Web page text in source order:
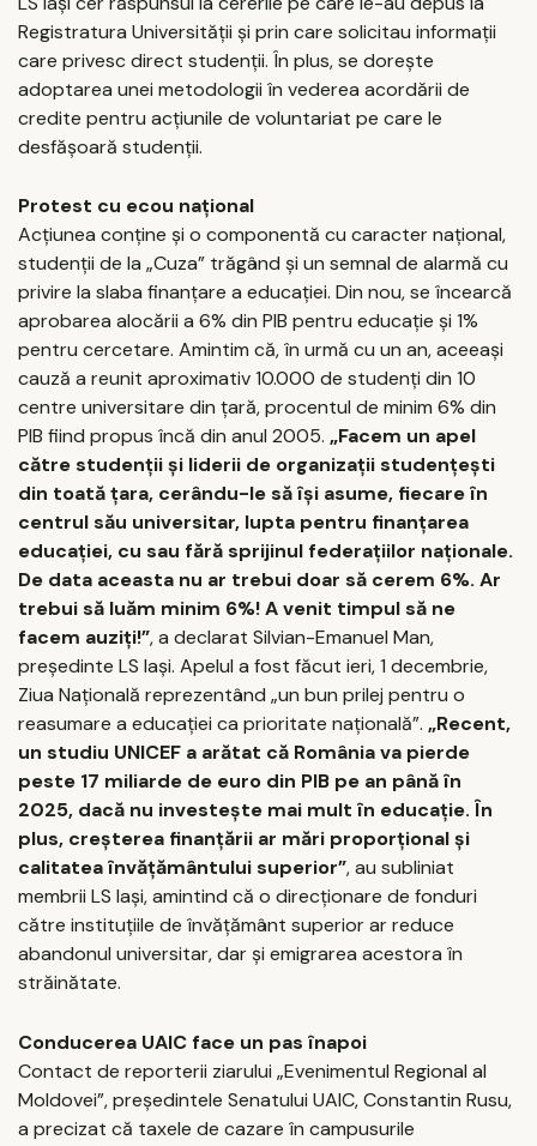
Registratura Universităţii şi prin care solicitau informaţii
care privesc direct studenţii. În plus, se doreşte
adoptarea unei metodologii în vederea acordării de
credite pentru acţiunile de voluntariat pe care le
desfăşoară studenţii.
Protest cu ecou naţional
Acţiunea conţine şi o componentă cu caracter naţional,
studenţii de la „Cuza” trăgând şi un semnal de alarmă cu
privire la slaba finanţare a educaţiei. Din nou, se încearcă
aprobarea alocării a 6% din PIB pentru educaţie şi 1%
pentru cercetare. Amintim că, în urmă cu un an, aceeaşi
cauză a reunit aproximativ 10.000 de studenţi din 10
centre universitare din ţară, procentul de minim 6% din
PIB fiind propus încă din anul 2005. „Facem un apel
către studenţii şi liderii de organizaţii studenţeşti
din toată ţara, cerându-le să îşi asume, fiecare în
centrul său universitar, lupta pentru finanţarea
educaţiei, cu sau fără sprijinul federaţiilor naţionale.
De data aceasta nu ar trebui doar să cerem 6%. Ar
trebui să luăm minim 6%! A venit timpul să ne
facem auziţi!”, a declarat Silvian-Emanuel Man,
preşedinte LS Iaşi. Apelul a fost făcut ieri, 1 decembrie,
Ziua Naţională reprezentând „un bun prilej pentru o
reasumare a educaţiei ca prioritate naţională”. „Recent,
un studiu UNICEF a arătat că România va pierde
peste 17 miliarde de euro din PIB pe an până în
2025, dacă nu investeşte mai mult în educaţie. În
plus, creşterea finanţării ar mări proporţional şi
calitatea învăţământului superior”, au subliniat
membrii LS Iaşi, amintind că o direcţionare de fonduri
către instituţiile de învăţământ superior ar reduce
abandonul universitar, dar şi emigrarea acestora în
străinătate.
Conducerea UAIC face un pas înapoi
Contact de reporterii ziarului „Evenimentul Regional al
Moldovei”, preşedintele Senatului UAIC, Constantin Rusu,
a precizat că taxele de cazare în campusurile